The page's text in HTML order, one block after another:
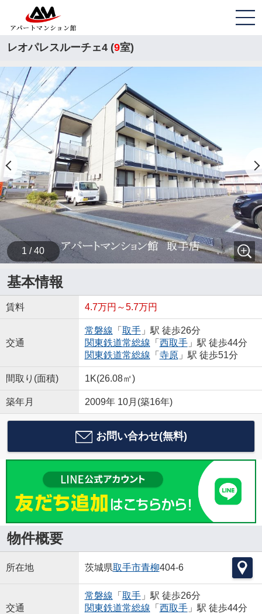
レオパレスルーチェ4 (9室)
1 / 40
基本情報
賃料 4.7万円～5.7万円
交通
常磐線 「 取手」駅 徒歩26分
関東鉄道常総線 「 西取手」駅 徒歩44分
関東鉄道常総線 「 寺原」駅 徒歩51分
間取り(面積) 1K(26.08㎡)
築年月 2009年 10月(築16年)
お問い合わせ(無料)
物件概要
所在地 茨城県取手市青柳404-6
交通
常磐線 「 取手」駅 徒歩26分
関東鉄道常総線 「 西取手」駅 徒歩44分